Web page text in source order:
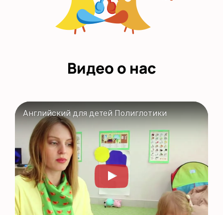
Видео о нас
Английский для детей Полиглотики